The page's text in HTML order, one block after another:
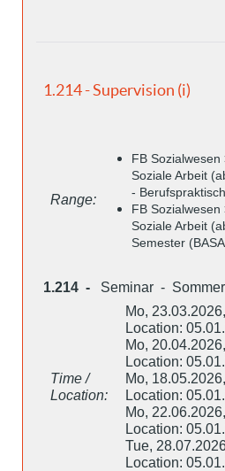
1.214 - Supervision (i)
Range:
FB
Soziale Arbeit
-
FB
Soziale Arbeit
Semester
1.214 - Seminar -
Time /
Location:
Mo,
Location:
Mo,
Location:
Mo,
Location:
Mo,
Location:
Tue,
Location: